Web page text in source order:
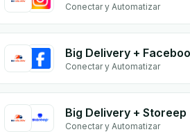
Conectar y Automatizar
Conectar y Automatizar
Big Delivery + Storeep
Conectar y Automatizar